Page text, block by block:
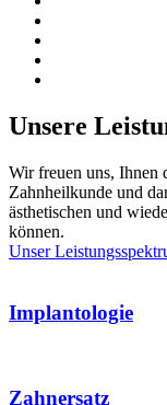
Unsere
Wir freuen uns, Ihnen
Zahnheilkunde und
ästhetischen und
können.
Unser
Implantologie
Zahnersatz